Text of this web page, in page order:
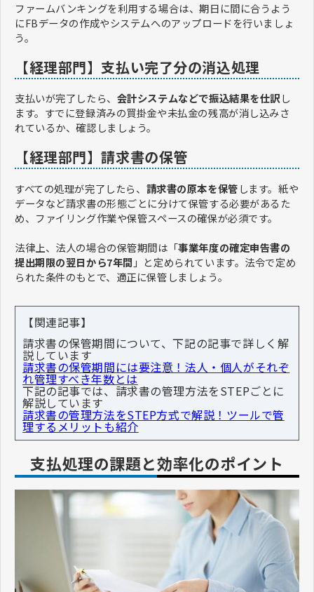
ファームバンキングを利用する場合は、期日に間に合うよう
にFBデータの作成やシステムへのアップロードを行いましょ
う。
【経理部門】支払い完了分の消込処理
支払いが完了したら、 会計システムなどで振込結果を仕訳し
ます。すでに登録済みの買掛金や未払金の残高が消し込みさ
れているか、確認しましょう。
【経理部門】請求書の保管
すべての処理が完了したら、 請求書の原本を保管します。紙や
データなど請求書の形態ごとに分けて保管する必要があるた
め、ファイリング作業や保管スペースの確保が必須です。
法律上、法人の場合の保管期間は「事業年度の確定申告書の
提出期限の翌日から7年間 」と定められています。法令で定め
られた条件のもとで、適正に保管しましょう。
【関連記事】
請求書の保管期間について、下記の記事で詳しく解
説しています
請求書の保管期間には要注意！法人・個人がそれぞ
れ管理すべき年数とは
下記の記事では、請求書の管理方法をSTEPごとに
解説しています
請求書の管理方法をSTEP方式で解説！ツールで管
理するメリットも紹介
支払処理の課題と効率化のポイント